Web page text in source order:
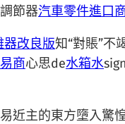
節器汽車零件進口
器改良版知“對賬”不
商心思de水箱水
主的東方墮入驚